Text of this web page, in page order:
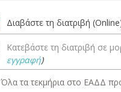
Διαβάστε τη διατριβή
Κατεβάστε τη διατριβή σε
εγγραφή)
Όλα τα τεκμήρια στο ΕΑΔΔ